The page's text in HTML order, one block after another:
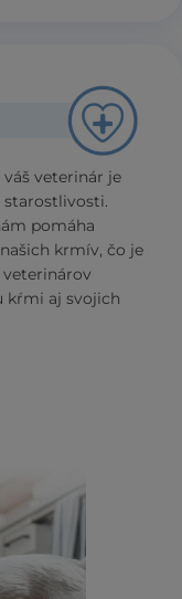
veterinár je
pomáha
krmív, čo je
kŕmi aj svojich